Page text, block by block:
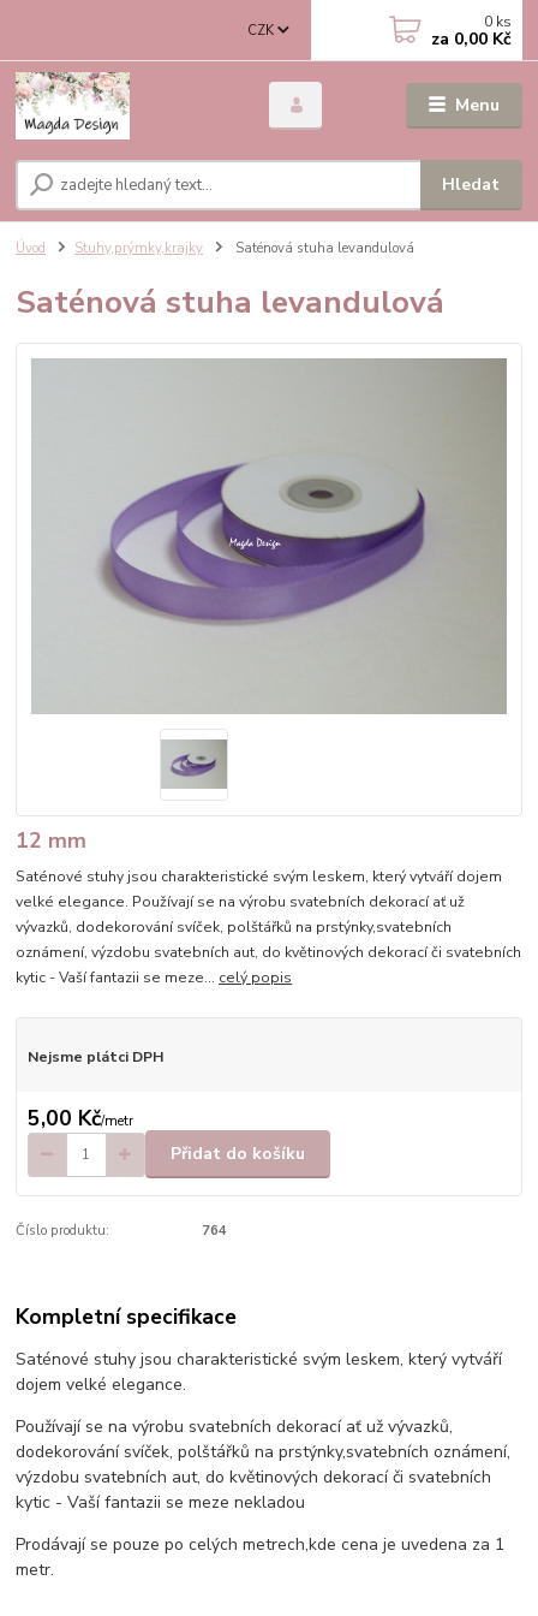
Menu
CZK
Hledat
0 ks
za 0,00 Kč
Úvod Stuhy,prýmky,krajky Saténová stuha levandulová
Saténová stuha levandulová
12 mm
Saténové stuhy jsou charakteristické svým leskem, který vytváří dojem
velké elegance. Používají se na výrobu svatebních dekorací ať už
vývazků, dodekorování svíček, polštářků na prstýnky,svatebních
oznámení, výzdobu svatebních aut, do květinových dekorací či svatebních
kytic - Vaší fantazii se meze... celý popis
Nejsme plátci DPH
5,00 Kč/metr
Přidat do košíku
Číslo produktu: 764
Kompletní specifikace
Saténové stuhy jsou charakteristické svým leskem, který vytváří
dojem velké elegance.
Používají se na výrobu svatebních dekorací ať už vývazků,
dodekorování svíček, polštářků na prstýnky,svatebních oznámení,
výzdobu svatebních aut, do květinových dekorací či svatebních
kytic - Vaší fantazii se meze nekladou
Prodávají se pouze po celých metrech,kde cena je uvedena za 1
metr.